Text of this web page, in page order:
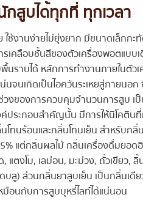
สูบได้ทุกที่ ทุกเวลา
ใช้งานง่ายไม่ยุ่งยาก มีขนาดเล็กก
รเคลือบชั้นสีของตัวเครื่องพอตแบ
ราบได้ หลักการทำงานภายในตัวเ
นเกิดเป็นไอควันระเหยสู่ภายนอก
วงของการควบคุมจำนวนการสูบ
ประกอบสำคัญนั้น มีการให้นิโคติน
โทนร้อนและกลิ่นโทนเย็น สำหรับก
แต่กลิ่นผลไม้ กลิ่นเครื่องดื่มยอด
แตงโม, เลม่อน, มะม่วง, ถั่วเขียว,
ลู) ส่วนกลิ่นยาสูบเย็น เป็นกลิ่นเดี
มือนกับการสูบบุหรี่ไลท์ได้แน่นอน